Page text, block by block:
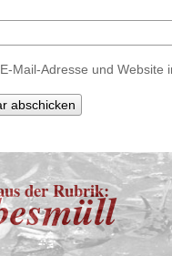
Mail-Adresse und Website
der Rubrik: